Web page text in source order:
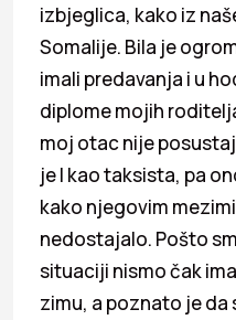
izbjeglica, kako iz
Somalije. Bila je
imali predavanja i u
diplome mojih
moj otac nije
je I kao taksista, pa
kako njegovim
nedostajalo. Pošto
situaciji nismo čak
zimu, a poznato je da